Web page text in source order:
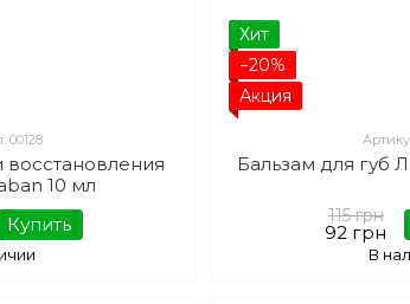
00128
10 мл
Купить
Хит
−20%
Акция
Бальзам для губ
115 грн
92 грн
В